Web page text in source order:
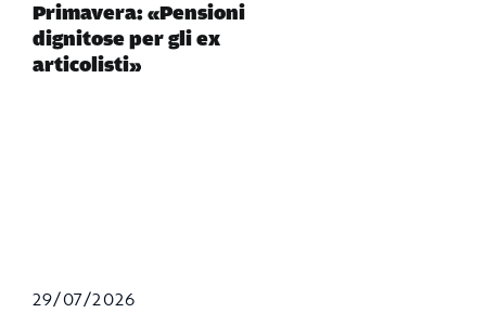
Primavera: «Pensioni
dignitose per gli ex
articolisti»
29/07/2026